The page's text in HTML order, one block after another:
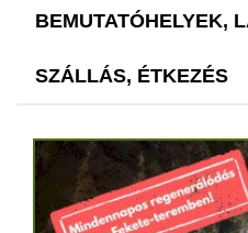
BEMUTATÓHELYEK,
SZÁLLÁS, ÉTKEZÉS